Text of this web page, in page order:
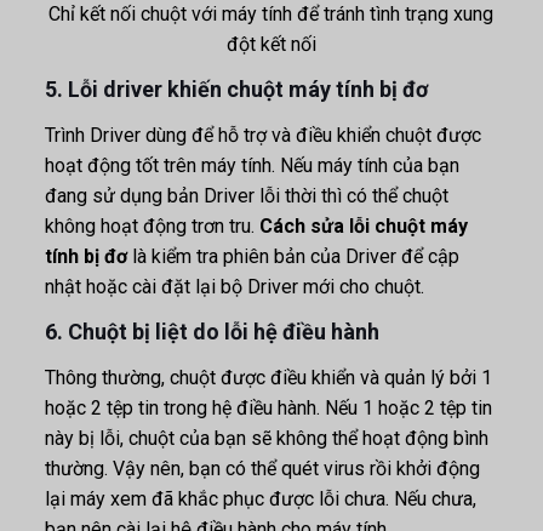
Chỉ kết nối chuột với máy tính để tránh tình trạng xung
đột kết nối
5. Lỗi driver khiến chuột máy tính bị đơ
Trình Driver dùng để hỗ trợ và điều khiển chuột được
hoạt động tốt trên máy tính. Nếu máy tính của bạn
đang sử dụng bản Driver lỗi thời thì có thể chuột
không hoạt động trơn tru. Cách sửa lỗi chuột máy
tính bị đơlà kiểm tra phiên bản của Driver để cập
nhật hoặc cài đặt lại bộ Driver mới cho chuột.
6. Chuột bị liệt do lỗi hệ điều hành
Thông thường, chuột được điều khiển và quản lý bởi 1
hoặc 2 tệp tin trong hệ điều hành. Nếu 1 hoặc 2 tệp tin
này bị lỗi, chuột của bạn sẽ không thể hoạt động bình
thường. Vậy nên, bạn có thể quét virus rồi khởi động
lại máy xem đã khắc phục được lỗi chưa. Nếu chưa,